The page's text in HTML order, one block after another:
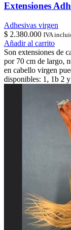
Extensiones
Adhesivas virgen
$ 2.380.000 IVA
Añadir al carrito
Son extensiones de
por 70 cm de largo,
en cabello virgen
disponibles: 1, 1b 2